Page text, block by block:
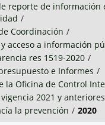
reporte de información
/
Coordinación /
acceso a información
res 1519-2020 /
e Informes /
la Oficina de Control
2021 y anteriores
la prevención / 2020